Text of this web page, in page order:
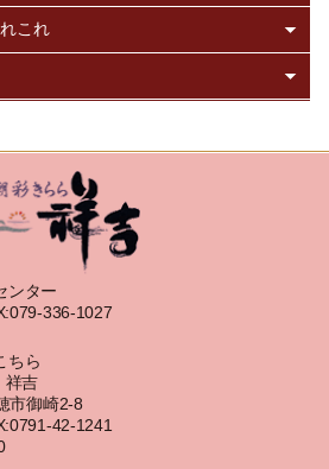
ンター
336-1027
ちら
吉
市御崎2-8
42-1241